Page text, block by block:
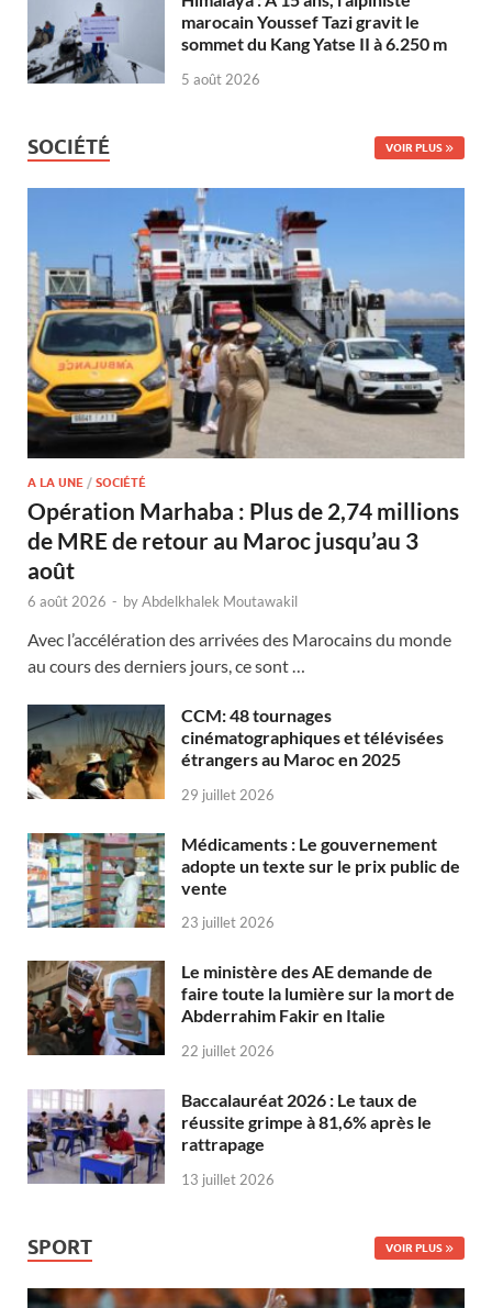
marocain Youssef Tazi gravit le
sommet du Kang Yatse II à 6.250 m
5 août 2026
SOCIÉTÉ VOIR PLUS
A LA UNE / SOCIÉTÉ
Opération Marhaba : Plus de 2,74 millions
de MRE de retour au Maroc jusqu’au 3
août
6 août 2026 - byAbdelkhalek Moutawakil
Avec l’accélération des arrivées des Marocains du monde
au cours des derniers jours, ce sont …
CCM: 48 tournages
cinématographiques et télévisées
étrangers au Maroc en 2025
29 juillet 2026
Médicaments : Le gouvernement
adopte un texte sur le prix public de
vente
23 juillet 2026
Le ministère des AE demande de
faire toute la lumière sur la mort de
Abderrahim Fakir en Italie
22 juillet 2026
Baccalauréat 2026 : Le taux de
réussite grimpe à 81,6% après le
rattrapage
13 juillet 2026
SPORT VOIR PLUS